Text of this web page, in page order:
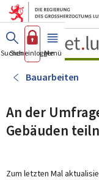
Suchen
Sich einloggen
Menü Haupt-
Bauarbeiten
An der
Gebäuden
Zum letzten Mal